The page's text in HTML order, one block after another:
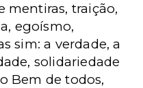
mentiras, traição,
egoísmo,
sim: a verdade, a
solidariedade
Bem de todos,